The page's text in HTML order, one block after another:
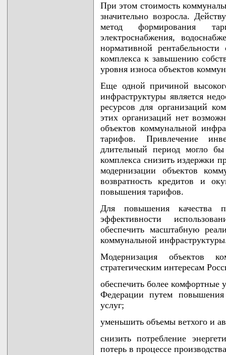
При этом стоимость
значительно возросла.
метод формирования
электроснабжения,
нормативной рентабельности
комплекса к завышению
уровня износа объектов
Еще одной причиной
инфраструктуры является
ресурсов для организаций
этих организаций нет
объектов коммунальной
тарифов. Привлечение
длительный период могло бы
комплекса снизить издержки
модернизации объектов
возвратность кредитов и
повышения тарифов.
Для повышения качества
эффективности
обеспечить масштабную
коммунальной
Модернизация объектов
стратегическим интересам
обеспечить более комфортные
Федерации путем повышения
услуг;
уменьшить объемы ветхого и
снизить потребление
потерь в процессе